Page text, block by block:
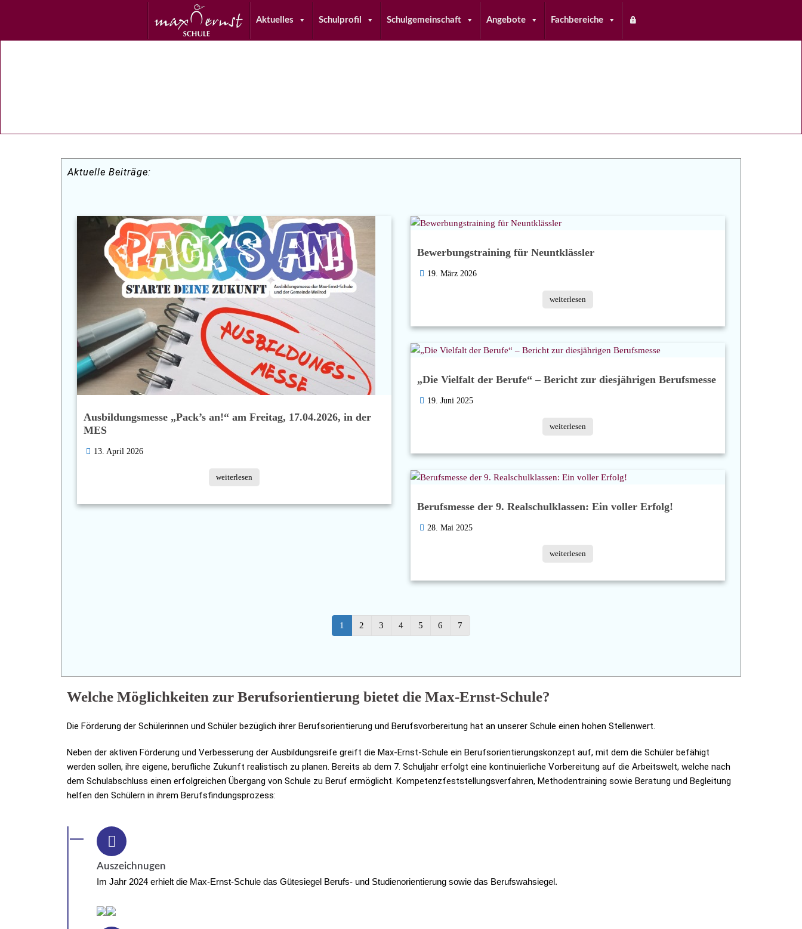
Aktuelles Schulprofil Schulgemeinschaft Angebote Fachbereiche
Aktuelle Beiträge:
Ausbildungsmesse „Pack’s an!“ am Freitag, 17.04.2026, in der
MES
13. April 2026
weiterlesen
Bewerbungstraining für Neuntklässler
19. März 2026
weiterlesen
„Die Vielfalt der Berufe“ – Bericht zur diesjährigen Berufsmesse
19. Juni 2025
weiterlesen
Berufsmesse der 9. Realschulklassen: Ein voller Erfolg!
28. Mai 2025
weiterlesen
1 2 3 4 5 6 7
Welche Möglichkeiten zur Berufsorientierung bietet die Max-Ernst-Schule?
Die Förderung der Schülerinnen und Schüler bezüglich ihrer Berufsorientierung und Berufsvorbereitung hat an unserer Schule einen hohen Stellenwert.
Neben der aktiven Förderung und Verbesserung der Ausbildungsreife greift die Max-Ernst-Schule ein Berufsorientierungskonzept auf, mit dem die Schüler befähigt
werden sollen, ihre eigene, berufliche Zukunft realistisch zu planen. Bereits ab dem 7. Schuljahr erfolgt eine kontinuierliche Vorbereitung auf die Arbeitswelt, welche nach
dem Schulabschluss einen erfolgreichen Übergang von Schule zu Beruf ermöglicht. Kompetenzfeststellungsverfahren, Methodentraining sowie Beratung und Begleitung
helfen den Schülern in ihrem Berufsfindungsprozess:
Auszeichnugen
Im Jahr 2024 erhielt die Max-Ernst-Schule das Gütesiegel Berufs- und Studienorientierung sowie das Berufswahsiegel.